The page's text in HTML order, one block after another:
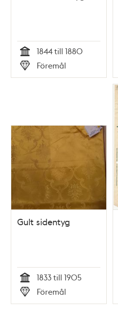
Tid
1844 till 1880
Typ
Föremål
Gult sidentyg
Tid
1833 till 1905
Typ
Föremål